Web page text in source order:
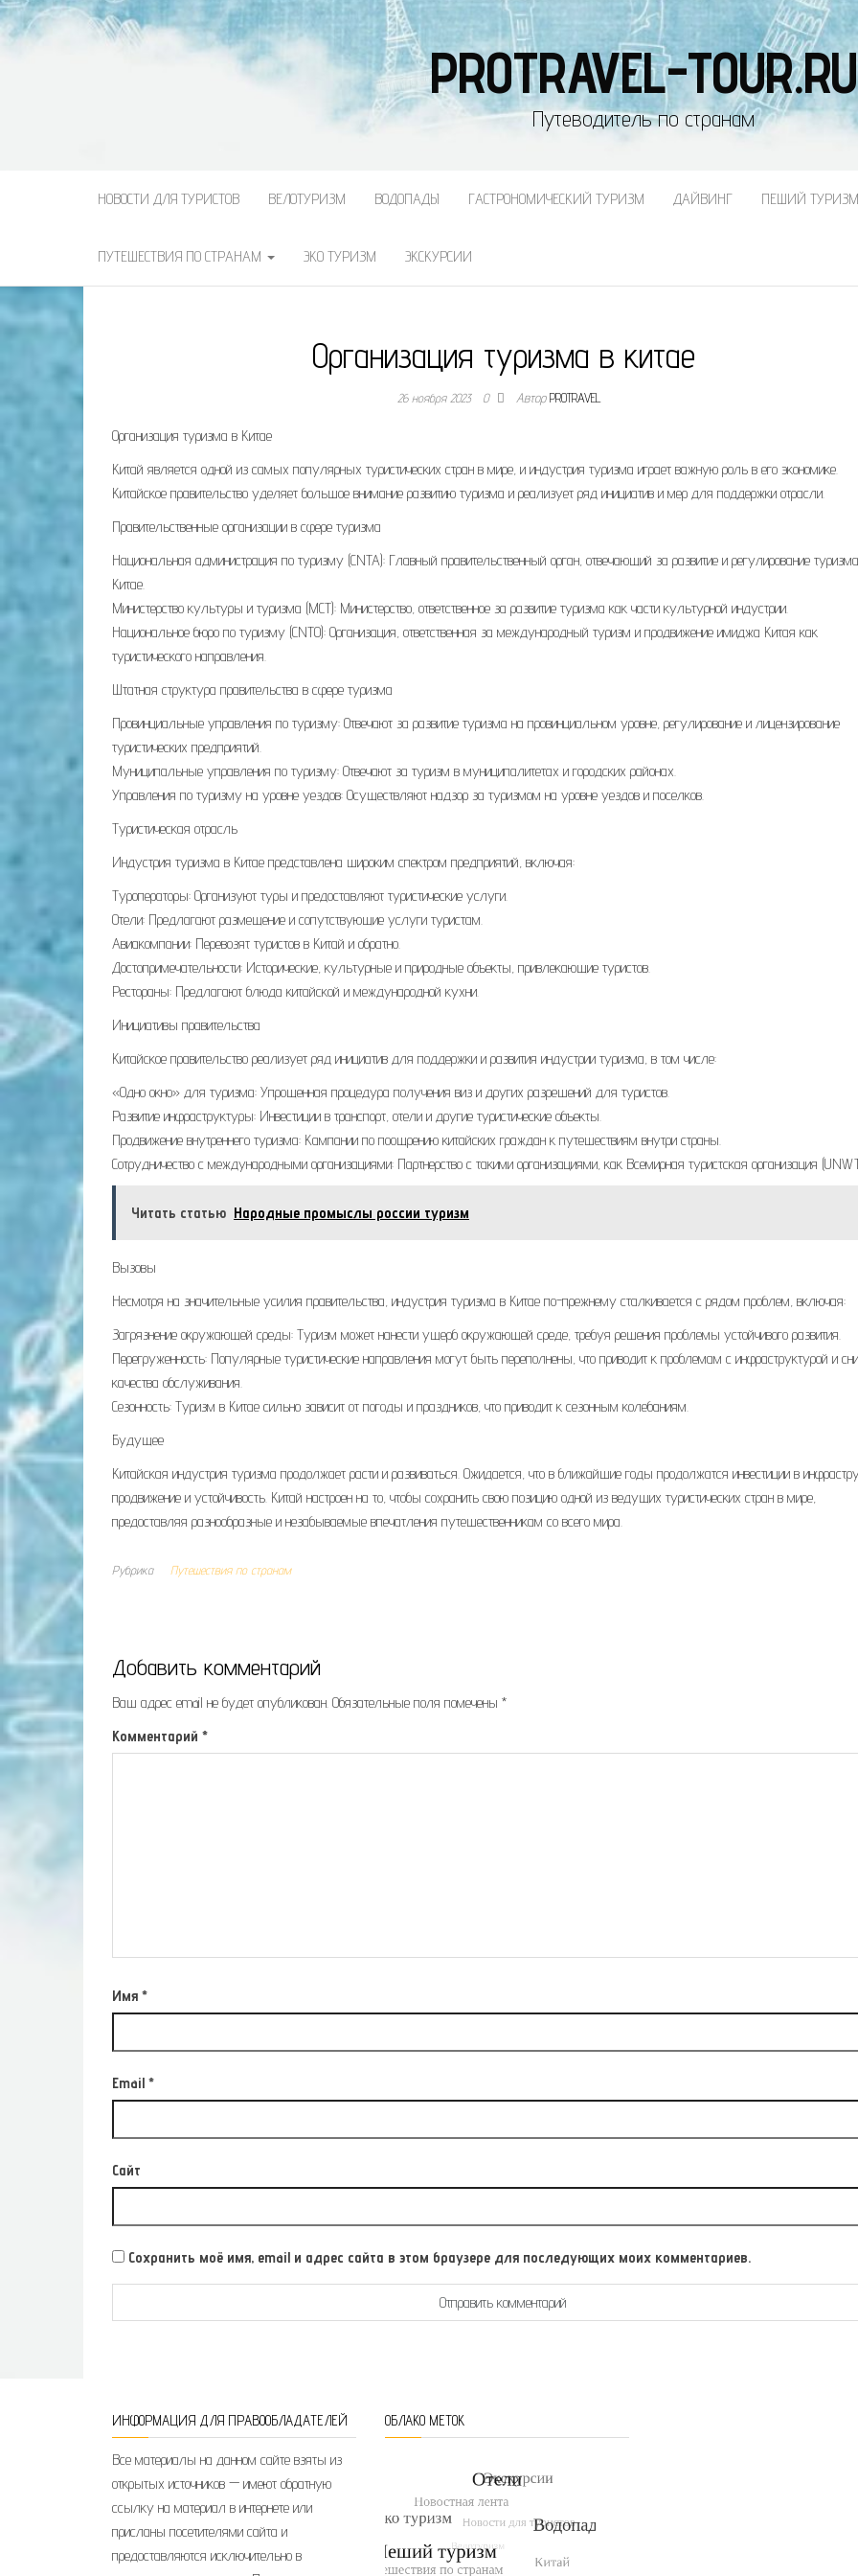
PROTRAVEL-TOUR.RU
Путеводитель по странам
НОВОСТИ ДЛЯ ТУРИСТОВ ВЕЛОТУРИЗМ ВОДОПАДЫ ГАСТРОНОМИЧЕСКИЙ ТУРИЗМ ДАЙВИНГ ПЕШИЙ ТУРИЗМ
ПУТЕШЕСТВИЯ ПО СТРАНАМ ЭКО ТУРИЗМ ЭКСКУРСИИ
Организация туризма в китае
26 ноября 2023 0 АвторPROTRAVEL
Организация туризма в Китае
Китай является одной из самых популярных туристических стран в мире, и индустрия туризма играет важную роль в его экономике.
Китайское правительство уделяет большое внимание развитию туризма и реализует ряд инициатив и мер для поддержки отрасли.
Правительственные организации в сфере туризма
Национальная администрация по туризму (CNTA): Главный правительственный орган, отвечающий за развитие и регулирование
Китае.
Министерство культуры и туризма (MCT): Министерство, ответственное за развитие туризма как части культурной индустрии.
Национальное бюро по туризму (CNTO): Организация, ответственная за международный туризм и продвижение имиджа Китая как
туристического направления.
Штатная структура правительства в сфере туризма
Провинциальные управления по туризму: Отвечают за развитие туризма на провинциальном уровне, регулирование и лицензирование
туристических предприятий.
Муниципальные управления по туризму: Отвечают за туризм в муниципалитетах и городских районах.
Управления по туризму на уровне уездов: Осуществляют надзор за туризмом на уровне уездов и поселков.
Туристическая отрасль
Индустрия туризма в Китае представлена широким спектром предприятий, включая:
Туроператоры: Организуют туры и предоставляют туристические услуги.
Отели: Предлагают размещение и сопутствующие услуги туристам.
Авиакомпании: Перевозят туристов в Китай и обратно.
Достопримечательности: Исторические, культурные и природные объекты, привлекающие туристов.
Рестораны: Предлагают блюда китайской и международной кухни.
Инициативы правительства
Китайское правительство реализует ряд инициатив для поддержки и развития индустрии туризма, в том числе:
«Одно окно» для туризма: Упрощенная процедура получения виз и других разрешений для туристов.
Развитие инфраструктуры: Инвестиции в транспорт, отели и другие туристические объекты.
Продвижение внутреннего туризма: Кампании по поощрению китайских граждан к путешествиям внутри страны.
Сотрудничество с международными организациями: Партнерство с такими организациями, как Всемирная туристская организация
Читать статью Народные промыслы россии туризм
Вызовы
Несмотря на значительные усилия правительства, индустрия туризма в Китае по-прежнему сталкивается с рядом проблем, включая:
Загрязнение окружающей среды: Туризм может нанести ущерб окружающей среде, требуя решения проблемы устойчивого развития.
Перегруженность: Популярные туристические направления могут быть переполнены, что приводит к проблемам с инфраструктурой и
качества обслуживания.
Сезонность: Туризм в Китае сильно зависит от погоды и праздников, что приводит к сезонным колебаниям.
Будущее
Китайская индустрия туризма продолжает расти и развиваться. Ожидается, что в ближайшие годы продолжатся инвестиции в
продвижение и устойчивость. Китай настроен на то, чтобы сохранить свою позицию одной из ведущих туристических стран в мире,
предоставляя разнообразные и незабываемые впечатления путешественникам со всего мира.
Рубрика Путешествия по странам
Добавить комментарий
Ваш адрес email не будет опубликован. Обязательные поля помечены *
Комментарий *
Имя *
Email *
Сайт
Сохранить моё имя, email и адрес сайта в этом браузере для последующих моих комментариев.
ИНФОРМАЦИЯ ДЛЯ ПРАВООБЛАДАТЕЛЕЙ
Все материалы на данном сайте взяты из
открытых источников — имеют обратную
ссылку на материал в интернете или
присланы посетителями сайта и
предоставляются исключительно в
ОБЛАКО МЕТОК